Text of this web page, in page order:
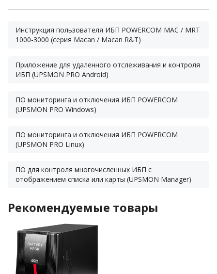
Инструкция пользователя ИБП POWERCOM MAC / MRT
1000-3000 (серия Macan / Macan R&T)
Приложение для удаленного отслеживания и контроля
ИБП (UPSMON PRO Android)
ПО мониторинга и отключения ИБП POWERCOM
(UPSMON PRO Windows)
ПО мониторинга и отключения ИБП POWERCOM
(UPSMON PRO Linux)
ПО для контроля многочисленных ИБП с
отображением списка или карты (UPSMON Manager)
Рекомендуемые товары